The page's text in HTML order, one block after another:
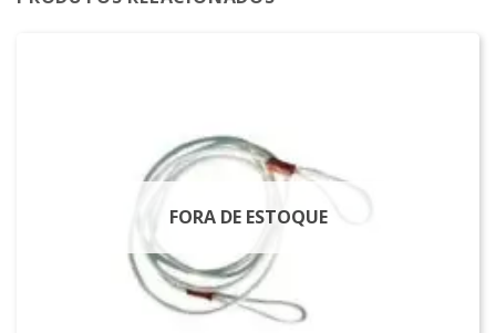
FORA DE ESTOQUE